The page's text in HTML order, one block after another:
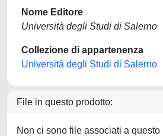
Nome Editore
Università degli Studi di Salerno
Collezione di appartenenza
Università degli Studi di Salerno
File in questo prodotto:
Non ci sono file associati a questo